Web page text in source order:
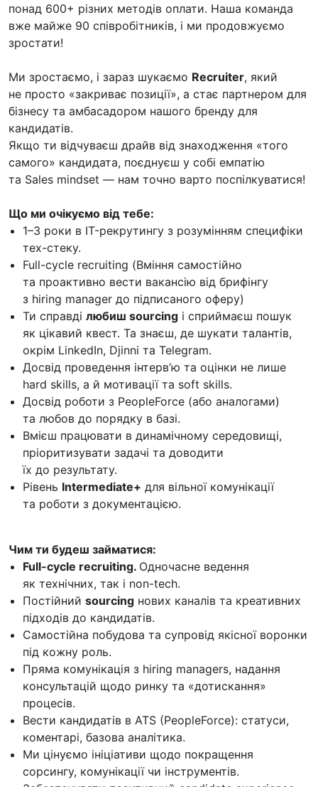
понад 600+ різних методів оплати. Наша команда
вже майже 90 співробітників, і ми продовжуємо
зростати!
Ми зростаємо, і зараз шукаємо Recruiter, який
не просто «закриває позиції», а стає партнером для
бізнесу та амбасадором нашого бренду для
кандидатів.
Якщо ти відчуваєш драйв від знаходження «того
самого» кандидата, поєднуєш у собі емпатію
та Sales mindset — нам точно варто поспілкуватися!
Що ми очікуємо від тебе:
1–3 роки в IT-рекрутингу з розумінням специфіки
тех-стеку.
Full-cycle recruiting (Вміння самостійно
та проактивно вести вакансію від брифінгу
з hiring manager до підписаного оферу)
Ти справді любиш sourcing і сприймаєш пошук
як цікавий квест. Та знаєш, де шукати талантів,
окрім LinkedIn, Djinni та Telegram.
Досвід проведення інтерв’ю та оцінки не лише
hard skills, а й мотивації та soft skills.
Досвід роботи з PeopleForce (або аналогами)
та любов до порядку в базі.
Вмієш працювати в динамічному середовищі,
пріоритизувати задачі та доводити
їх до результату.
Рівень Intermediate+ для вільної комунікації
та роботи з документацією.
Чим ти будеш займатися:
Full-cycle recruiting. Одночасне ведення
як технічних, так і non-tech.
Постійний sourcing нових каналів та креативних
підходів до кандидатів.
Самостійна побудова та супровід якісної воронки
під кожну роль.
Пряма комунікація з hiring managers, надання
консультацій щодо ринку та «дотискання»
процесів.
Вести кандидатів в ATS (PeopleForce): статуси,
коментарі, базова аналітика.
Ми цінуємо ініціативи щодо покращення
сорсингу, комунікації чи інструментів.